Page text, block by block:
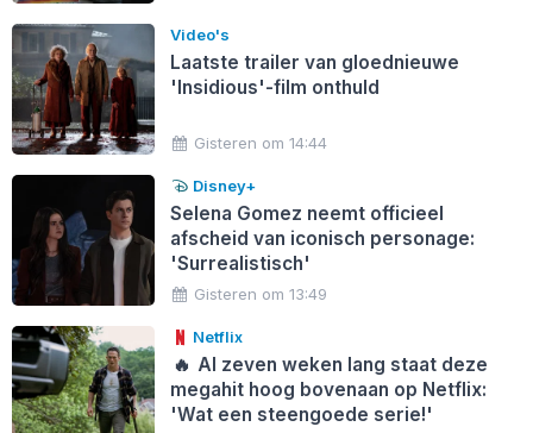
Video's
Laatste trailer van gloednieuwe
'Insidious'-film onthuld
Gisteren om 14:44
Disney+
Selena Gomez neemt officieel
afscheid van iconisch personage:
'Surrealistisch'
Gisteren om 13:49
Netflix
🔥 Al zeven weken lang staat deze
megahit hoog bovenaan op Netflix:
'Wat een steengoede serie!'